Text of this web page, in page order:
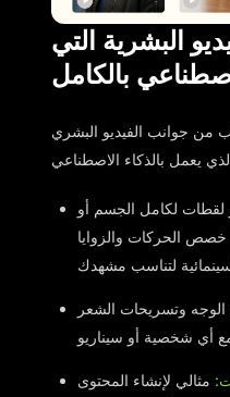
البشرية التي
بالكامل
جوانب الفيديو البشري
لقطات لكامل الجسم أو
الحركات والزوايا
وتسريحات الشعر
مثالي لإنشاء المحتوى